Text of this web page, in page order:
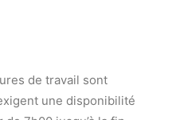
de travail sont
une disponibilité